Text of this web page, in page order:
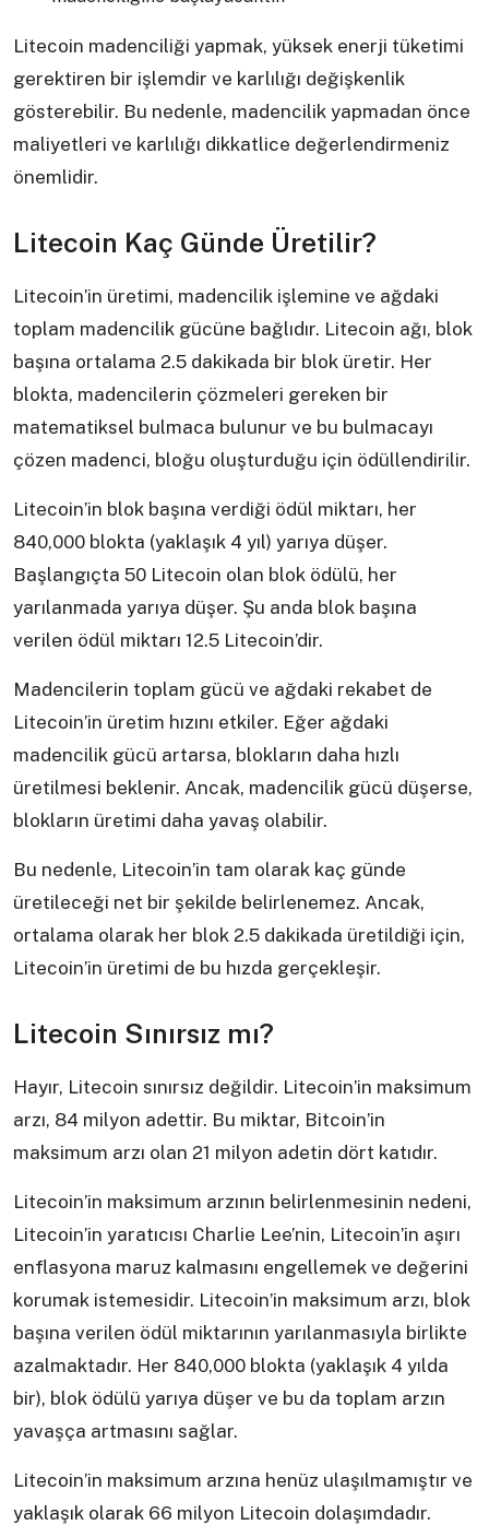
Litecoin madenciliği yapmak, yüksek enerji tüketimi
gerektiren bir işlemdir ve karlılığı değişkenlik
gösterebilir. Bu nedenle, madencilik yapmadan önce
maliyetleri ve karlılığı dikkatlice değerlendirmeniz
önemlidir.
Litecoin Kaç Günde Üretilir?
Litecoin’in üretimi, madencilik işlemine ve ağdaki
toplam madencilik gücüne bağlıdır. Litecoin ağı, blok
başına ortalama 2.5 dakikada bir blok üretir. Her
blokta, madencilerin çözmeleri gereken bir
matematiksel bulmaca bulunur ve bu bulmacayı
çözen madenci, bloğu oluşturduğu için ödüllendirilir.
Litecoin’in blok başına verdiği ödül miktarı, her
840,000 blokta (yaklaşık 4 yıl) yarıya düşer.
Başlangıçta 50 Litecoin olan blok ödülü, her
yarılanmada yarıya düşer. Şu anda blok başına
verilen ödül miktarı 12.5 Litecoin’dir.
Madencilerin toplam gücü ve ağdaki rekabet de
Litecoin’in üretim hızını etkiler. Eğer ağdaki
madencilik gücü artarsa, blokların daha hızlı
üretilmesi beklenir. Ancak, madencilik gücü düşerse,
blokların üretimi daha yavaş olabilir.
Bu nedenle, Litecoin’in tam olarak kaç günde
üretileceği net bir şekilde belirlenemez. Ancak,
ortalama olarak her blok 2.5 dakikada üretildiği için,
Litecoin’in üretimi de bu hızda gerçekleşir.
Litecoin Sınırsız mı?
Hayır, Litecoin sınırsız değildir. Litecoin’in maksimum
arzı, 84 milyon adettir. Bu miktar, Bitcoin’in
maksimum arzı olan 21 milyon adetin dört katıdır.
Litecoin’in maksimum arzının belirlenmesinin nedeni,
Litecoin’in yaratıcısı Charlie Lee’nin, Litecoin’in aşırı
enflasyona maruz kalmasını engellemek ve değerini
korumak istemesidir. Litecoin’in maksimum arzı, blok
başına verilen ödül miktarının yarılanmasıyla birlikte
azalmaktadır. Her 840,000 blokta (yaklaşık 4 yılda
bir), blok ödülü yarıya düşer ve bu da toplam arzın
yavaşça artmasını sağlar.
Litecoin’in maksimum arzına henüz ulaşılmamıştır ve
yaklaşık olarak 66 milyon Litecoin dolaşımdadır.